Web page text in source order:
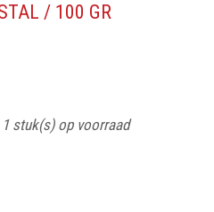
/ 100 GR
1stuk(s) op voorraad